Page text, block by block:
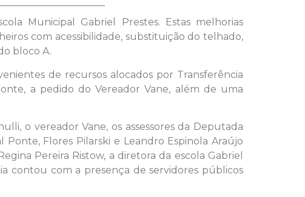
Municipal Gabriel Prestes. Estas melhorias
com acessibilidade, substituição do telhado,
bloco A.
de recursos alocados por Transferência
a pedido do Vereador Vane, além de uma
o vereador Vane, os assessores da Deputada
Flores Pilarski e Leandro Espinola Araújo
Pereira Ristow, a diretora da escola Gabriel
contou com a presença de servidores públicos